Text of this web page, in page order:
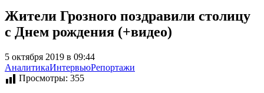
Жители Грозного поздравили столицу
с Днем рождения (+видео)
5 октября 2019 в 09:44
АналитикаИнтервьюРепортажи
Просмотры: 355